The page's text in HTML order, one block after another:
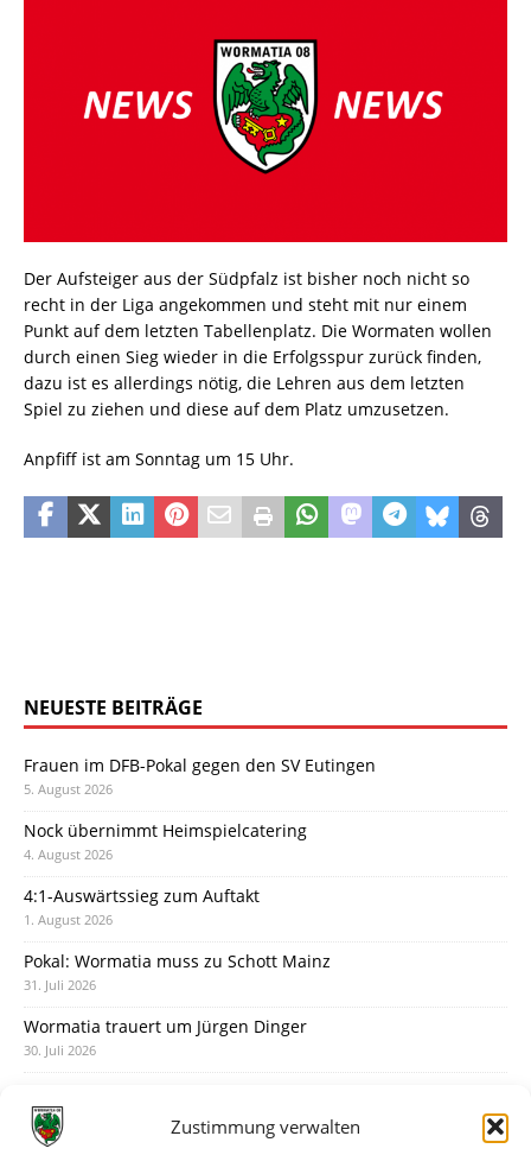
Zustimmung verwalten
Der Aufsteiger aus der Südpfalz ist bisher noch nicht so
recht in der Liga angekommen und steht mit nur einem
Punkt auf dem letzten Tabellenplatz. Die Wormaten wollen
durch einen Sieg wieder in die Erfolgsspur zurück finden,
dazu ist es allerdings nötig, die Lehren aus dem letzten
Spiel zu ziehen und diese auf dem Platz umzusetzen.
Anpfiff ist am Sonntag um 15 Uhr.
NEUESTE BEITRÄGE
Frauen im DFB-Pokal gegen den SV Eutingen
5. August 2026
Nock übernimmt Heimspielcatering
4. August 2026
4:1-Auswärtssieg zum Auftakt
1. August 2026
Pokal: Wormatia muss zu Schott Mainz
31. Juli 2026
Wormatia trauert um Jürgen Dinger
30. Juli 2026
28. Juli 2026